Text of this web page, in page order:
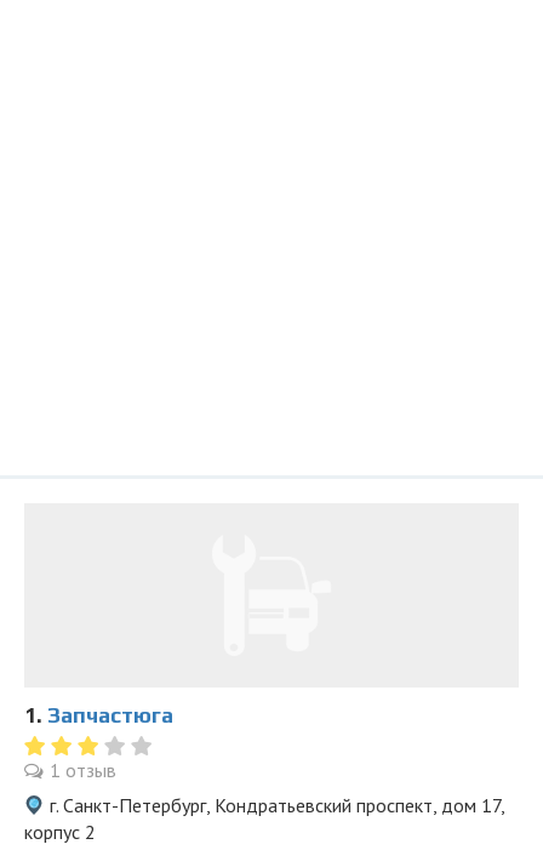
1. Запчастюга
1 отзыв
г. Санкт-Петербург, Кондратьевский проспект, дом 17,
корпус 2